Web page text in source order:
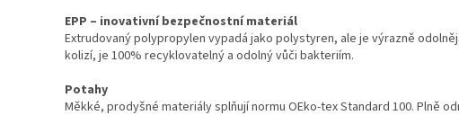
EPP – inovativní bezpečnostní materiál
Extrudovaný polypropylen vypadá jako polystyren, ale je výrazně
kolizí, je 100% recyklovatelný a odolný vůči bakteriím.
Potahy
Měkké, prodyšné materiály splňují normu OEko-tex Standard 100. Plně